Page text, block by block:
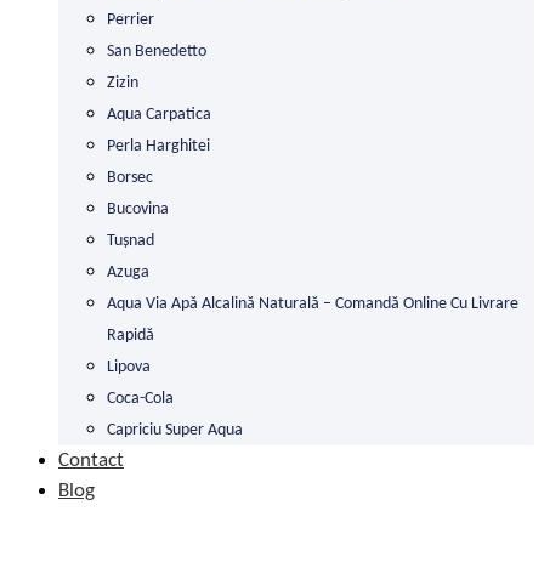
Perrier
San Benedetto
Zizin
Aqua Carpatica
Perla Harghitei
Borsec
Bucovina
Tușnad
Azuga
Aqua Via Apă Alcalină Naturală – Comandă Online Cu Livrare
Rapidă
Lipova
Coca-Cola
Capriciu Super Aqua
Contact
Blog